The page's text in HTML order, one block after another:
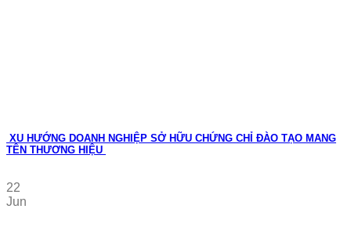
XU HƯỚNG DOANH NGHIỆP SỞ HỮU CHỨNG CHỈ ĐÀO TẠO MANG
TÊN THƯƠNG HIỆU
22
Jun